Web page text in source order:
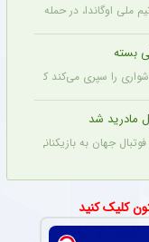
بسته
دشواری را سپری می‌کند که در
مادرید شد
جهان به بازیکنانی در
کلیک کنید